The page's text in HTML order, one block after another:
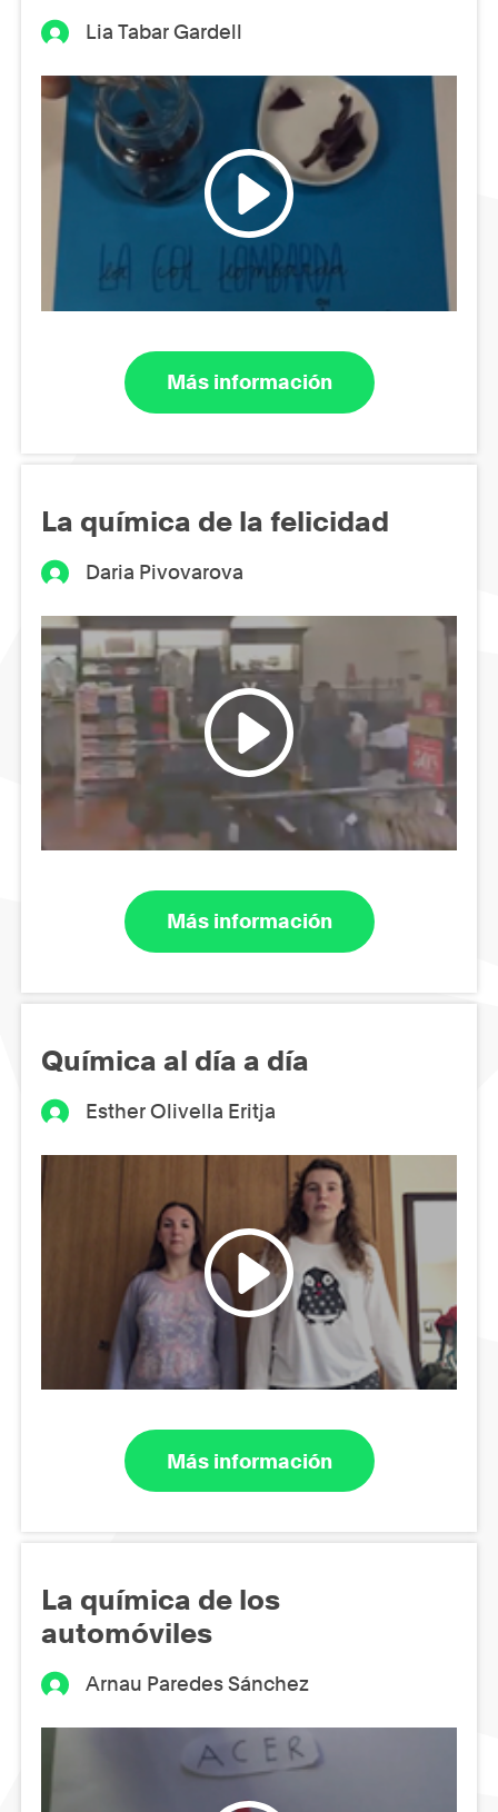
Lia Tabar Gardell
Más información
La química de la felicidad
Daria Pivovarova
Más información
Química al día a día
Esther Olivella Eritja
Más información
La química de los
automóviles
Arnau Paredes Sánchez